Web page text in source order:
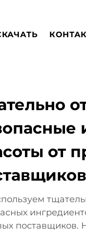
от
поставщиков.